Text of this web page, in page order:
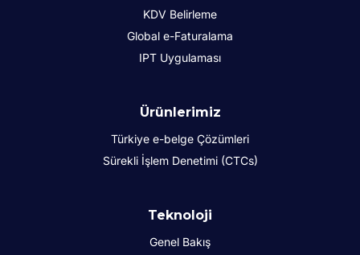
KDV Belirleme
Global e-Faturalama
IPT Uygulaması
Ürünlerimiz
Türkiye e-belge Çözümleri
Sürekli İşlem Denetimi (CTCs)
Teknoloji
Genel Bakış